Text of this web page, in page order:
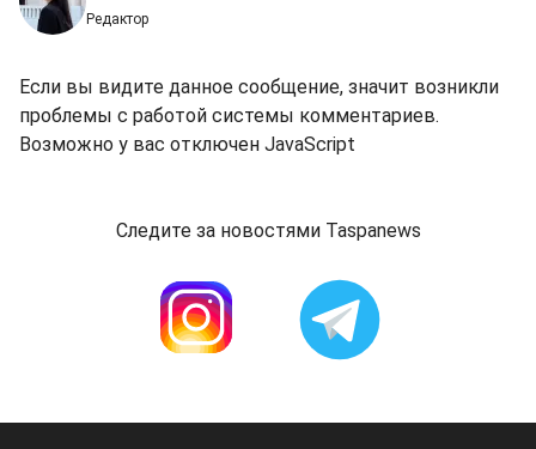
Редактор
Если вы видите данное сообщение, значит возникли
проблемы с работой системы комментариев.
Возможно у вас отключен JavaScript
Следите за новостями Taspanews